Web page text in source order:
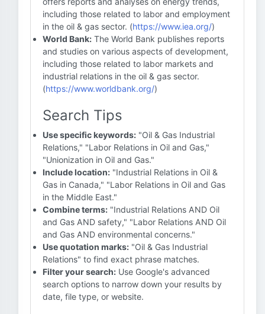
including those related to labor and employment
in the oil & gas sector. (https://www.iea.org/)
World Bank: The World Bank publishes reports
and studies on various aspects of development,
including those related to labor markets and
industrial relations in the oil & gas sector.
(https://www.worldbank.org/)
Search Tips
Use specific keywords: "Oil & Gas Industrial
Relations," "Labor Relations in Oil and Gas,"
"Unionization in Oil and Gas."
Include location: "Industrial Relations in Oil &
Gas in Canada," "Labor Relations in Oil and Gas
in the Middle East."
Combine terms: "Industrial Relations AND Oil
and Gas AND safety," "Labor Relations AND Oil
and Gas AND environmental concerns."
Use quotation marks: "Oil & Gas Industrial
Relations" to find exact phrase matches.
Filter your search: Use Google's advanced
search options to narrow down your results by
date, file type, or website.